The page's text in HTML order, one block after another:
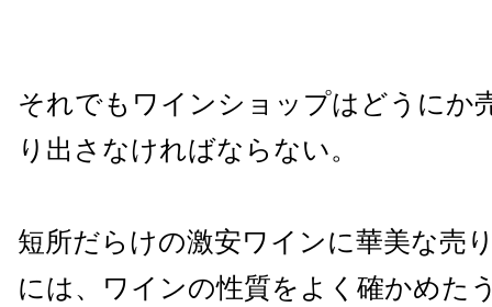
それでもワインショップはどうにか
り出さなければならない。
短所だらけの激安ワインに華美な売
には、ワインの性質をよく確かめた